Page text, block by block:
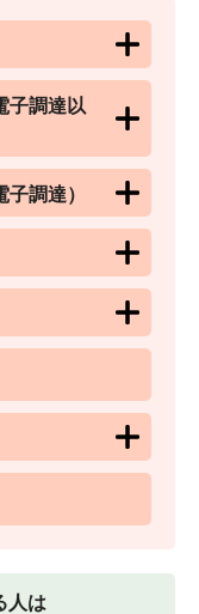
子調達以
調達）
人は